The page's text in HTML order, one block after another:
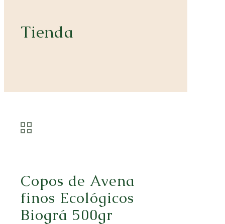
Tienda
Copos de Avena
finos Ecológicos
Biográ 500gr